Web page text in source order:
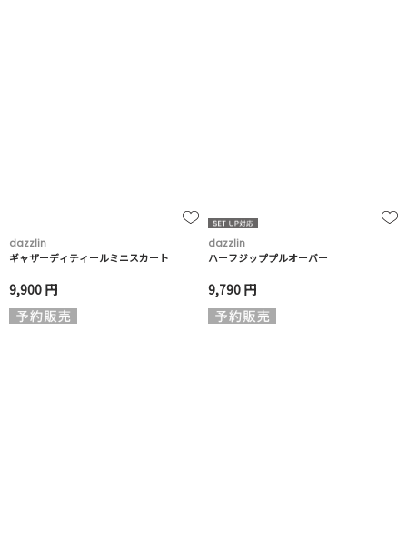
dazzlin
ギャザーディティールミニスカート
9,900 円
dazzlin
ハーフジッププルオーバー
9,790 円